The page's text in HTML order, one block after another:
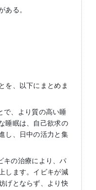
ある。
を、以下にまとめま
で、より質の高い睡
睡眠は、自己欲求の
し、日中の活力と集
キの治療により、パ
します。イビキが減
げとならず、より快